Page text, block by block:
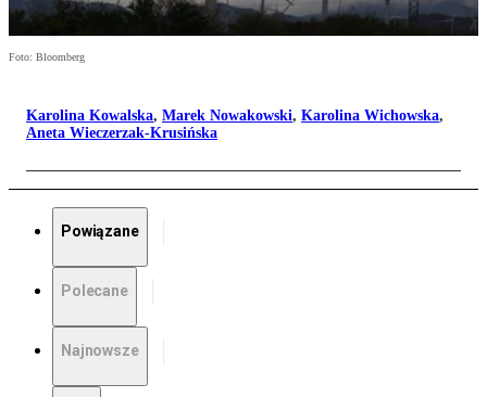
Foto: Bloomberg
Karolina Kowalska, Marek Nowakowski, Karolina Wichowska,
Aneta Wieczerzak-Krusińska
Powiązane
Polecane
Najnowsze